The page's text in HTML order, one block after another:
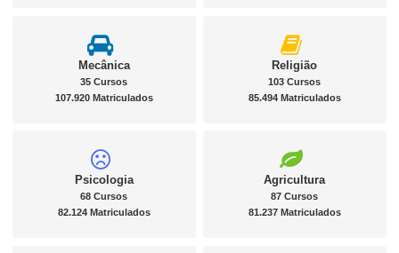
Mecânica
35 Cursos
107.920 Matriculados
Religião
103 Cursos
85.494 Matriculados
Psicologia
68 Cursos
82.124 Matriculados
Agricultura
87 Cursos
81.237 Matriculados